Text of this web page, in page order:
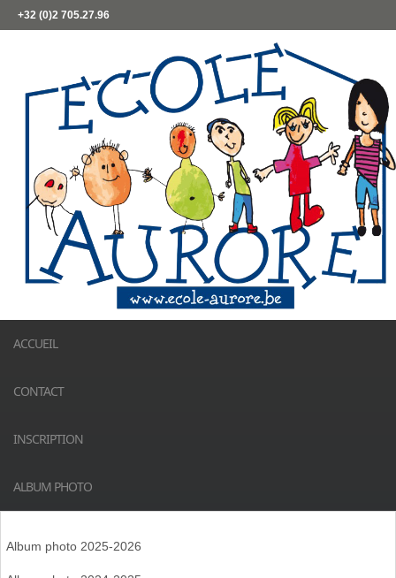
+32 (0)2 705.27.96
ACCUEIL
CONTACT
INSCRIPTION
ALBUM PHOTO
Album photo 2025-2026